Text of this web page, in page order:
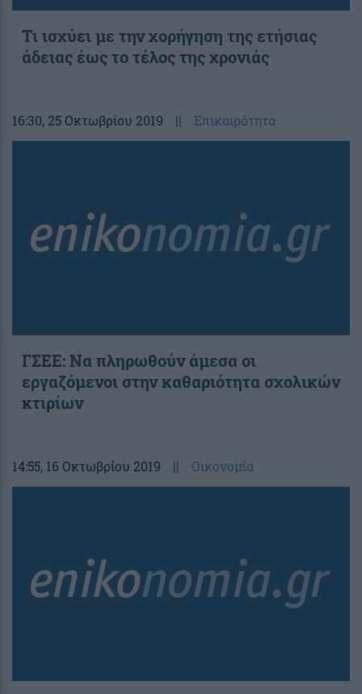
Τι ισχύει με την χορήγηση της ετήσιας
άδειας έως το τέλος της χρονιάς
16:30, 25 Οκτωβρίου 2019 || Επικαιρότητα
ΓΣΕΕ: Να πληρωθούν άμεσα οι
εργαζόμενοι στην καθαριότητα σχολικών
κτιρίων
14:55, 16 Οκτωβρίου 2019 || Οικονομία